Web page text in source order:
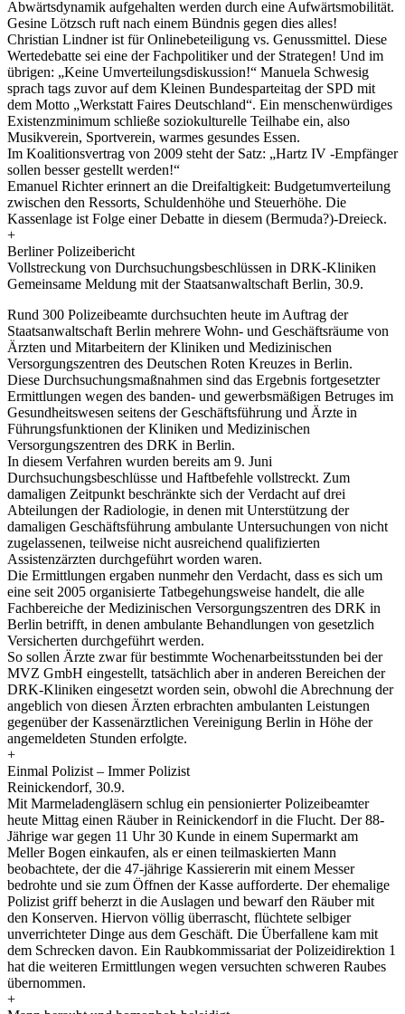
Abwärtsdynamik aufgehalten werden durch eine Aufwärtsmobilität.
Gesine Lötzsch ruft nach einem Bündnis gegen dies alles!
Christian Lindner ist für Onlinebeteiligung vs. Genussmittel. Diese
Wertedebatte sei eine der Fachpolitiker und der Strategen! Und im
übrigen: „Keine Umverteilungsdiskussion!“ Manuela Schwesig
sprach tags zuvor auf dem Kleinen Bundesparteitag der SPD mit
dem Motto „Werkstatt Faires Deutschland“. Ein menschenwürdiges
Existenzminimum schließe soziokulturelle Teilhabe ein, also
Musikverein, Sportverein, warmes gesundes Essen.
Im Koalitionsvertrag von 2009 steht der Satz: „Hartz IV -Empfänger
sollen besser gestellt werden!“
Emanuel Richter erinnert an die Dreifaltigkeit: Budgetumverteilung
zwischen den Ressorts, Schuldenhöhe und Steuerhöhe. Die
Kassenlage ist Folge einer Debatte in diesem (Bermuda?)-Dreieck.
+
Berliner Polizeibericht
Vollstreckung von Durchsuchungsbeschlüssen in DRK-Kliniken
Gemeinsame Meldung mit der Staatsanwaltschaft Berlin, 30.9.
Rund 300 Polizeibeamte durchsuchten heute im Auftrag der
Staatsanwaltschaft Berlin mehrere Wohn- und Geschäftsräume von
Ärzten und Mitarbeitern der Kliniken und Medizinischen
Versorgungszentren des Deutschen Roten Kreuzes in Berlin.
Diese Durchsuchungsmaßnahmen sind das Ergebnis fortgesetzter
Ermittlungen wegen des banden- und gewerbsmäßigen Betruges im
Gesundheitswesen seitens der Geschäftsführung und Ärzte in
Führungsfunktionen der Kliniken und Medizinischen
Versorgungszentren des DRK in Berlin.
In diesem Verfahren wurden bereits am 9. Juni
Durchsuchungsbeschlüsse und Haftbefehle vollstreckt. Zum
damaligen Zeitpunkt beschränkte sich der Verdacht auf drei
Abteilungen der Radiologie, in denen mit Unterstützung der
damaligen Geschäftsführung ambulante Untersuchungen von nicht
zugelassenen, teilweise nicht ausreichend qualifizierten
Assistenzärzten durchgeführt worden waren.
Die Ermittlungen ergaben nunmehr den Verdacht, dass es sich um
eine seit 2005 organisierte Tatbegehungsweise handelt, die alle
Fachbereiche der Medizinischen Versorgungszentren des DRK in
Berlin betrifft, in denen ambulante Behandlungen von gesetzlich
Versicherten durchgeführt werden.
So sollen Ärzte zwar für bestimmte Wochenarbeitsstunden bei der
MVZ GmbH eingestellt, tatsächlich aber in anderen Bereichen der
DRK-Kliniken eingesetzt worden sein, obwohl die Abrechnung der
angeblich von diesen Ärzten erbrachten ambulanten Leistungen
gegenüber der Kassenärztlichen Vereinigung Berlin in Höhe der
angemeldeten Stunden erfolgte.
+
Einmal Polizist – Immer Polizist
Reinickendorf, 30.9.
Mit Marmeladengläsern schlug ein pensionierter Polizeibeamter
heute Mittag einen Räuber in Reinickendorf in die Flucht. Der 88-
Jährige war gegen 11 Uhr 30 Kunde in einem Supermarkt am
Meller Bogen einkaufen, als er einen teilmaskierten Mann
beobachtete, der die 47-jährige Kassiererin mit einem Messer
bedrohte und sie zum Öffnen der Kasse aufforderte. Der ehemalige
Polizist griff beherzt in die Auslagen und bewarf den Räuber mit
den Konserven. Hiervon völlig überrascht, flüchtete selbiger
unverrichteter Dinge aus dem Geschäft. Die Überfallene kam mit
dem Schrecken davon. Ein Raubkommissariat der Polizeidirektion 1
hat die weiteren Ermittlungen wegen versuchten schweren Raubes
übernommen.
+